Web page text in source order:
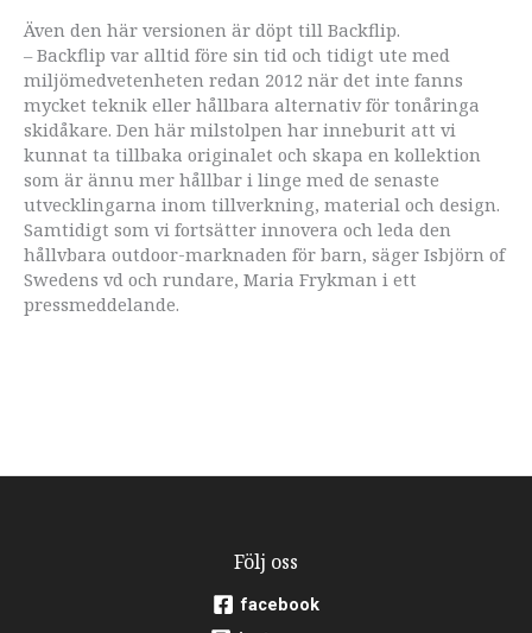
Även den här versionen är döpt till Backflip.
– Backflip var alltid före sin tid och tidigt ute med
miljömedvetenheten redan 2012 när det inte fanns
mycket teknik eller hållbara alternativ för tonåringa
skidåkare. Den här milstolpen har inneburit att vi
kunnat ta tillbaka originalet och skapa en kollektion
som är ännu mer hållbar i linge med de senaste
utvecklingarna inom tillverkning, material och design.
Samtidigt som vi fortsätter innovera och leda den
hållvbara outdoor-marknaden för barn, säger Isbjörn of
Swedens vd och rundare, Maria Frykman i ett
pressmeddelande.
Följ oss
facebook